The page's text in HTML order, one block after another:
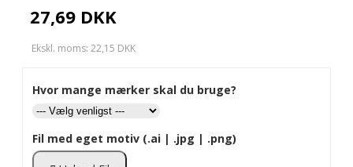
27,69 DKK
Ekskl. moms: 22,15 DKK
Hvor mange mærker skal du bruge?
Fil med eget motiv (.ai | .jpg | .png)